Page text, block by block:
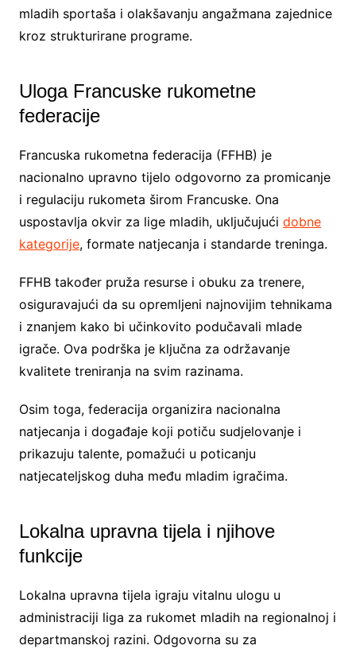
mladih sportaša i olakšavanju angažmana zajednice
kroz strukturirane programe.
Uloga Francuske rukometne
federacije
Francuska rukometna federacija (FFHB) je
nacionalno upravno tijelo odgovorno za promicanje
i regulaciju rukometa širom Francuske. Ona
uspostavlja okvir za lige mladih, uključujući dobne
kategorije, formate natjecanja i standarde treninga.
FFHB također pruža resurse i obuku za trenere,
osiguravajući da su opremljeni najnovijim tehnikama
i znanjem kako bi učinkovito podučavali mlade
igrače. Ova podrška je ključna za održavanje
kvalitete treniranja na svim razinama.
Osim toga, federacija organizira nacionalna
natjecanja i događaje koji potiču sudjelovanje i
prikazuju talente, pomažući u poticanju
natjecateljskog duha među mladim igračima.
Lokalna upravna tijela i njihove
funkcije
Lokalna upravna tijela igraju vitalnu ulogu u
administraciji liga za rukomet mladih na regionalnoj i
departmanskoj razini. Odgovorna su za